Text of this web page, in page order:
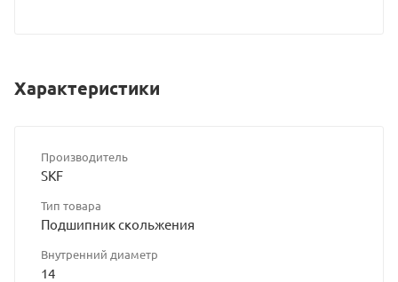
Характеристики
Производитель
SKF
Тип товара
Подшипник скольжения
Внутренний диаметр
14